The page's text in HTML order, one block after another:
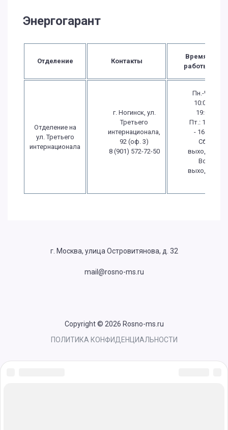
Энергогарант
Отделение Контакты
Время
работы
Отделение на
ул. Третьего
интернационала
г. Ногинск, ул.
Третьего
интернационала,
92 (оф. 3)
8 (901) 572-72-50
Пн.-Чт.:
10:00 -
19:00
Пт.: 10:00
- 16:00
Сб.:
выходной
Вс.:
выходной
г. Москва, улица Островитянова, д. 32
mail@rosno-ms.ru
Copyright © 2026 Rosno-ms.ru
ПОЛИТИКА КОНФИДЕНЦИАЛЬНОСТИ